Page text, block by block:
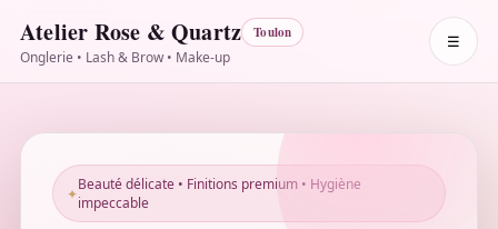
Atelier Rose & Quartz Toulon
Onglerie • Lash & Brow • Make-up
☰
✦Beauté délicate • Finitions premium • Hygiène
impeccable